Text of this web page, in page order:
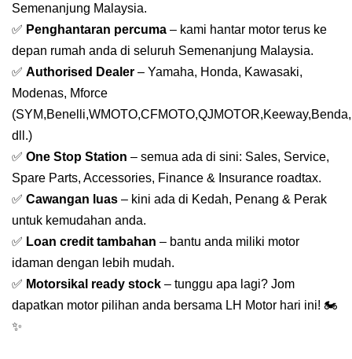
Semenanjung Malaysia.
✅ Penghantaran percuma – kami hantar motor terus ke
depan rumah anda di seluruh Semenanjung Malaysia.
✅ Authorised Dealer – Yamaha, Honda, Kawasaki,
Modenas, Mforce
(SYM,Benelli,WMOTO,CFMOTO,QJMOTOR,Keeway,Benda,
dll.)
✅ One Stop Station – semua ada di sini: Sales, Service,
Spare Parts, Accessories, Finance & Insurance roadtax.
✅ Cawangan luas – kini ada di Kedah, Penang & Perak
untuk kemudahan anda.
✅ Loan credit tambahan – bantu anda miliki motor
idaman dengan lebih mudah.
✅ Motorsikal ready stock – tunggu apa lagi? Jom
dapatkan motor pilihan anda bersama LH Motor hari ini! 🏍️
✨